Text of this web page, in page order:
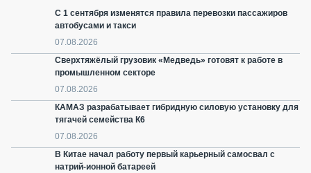
С 1 сентября изменятся правила перевозки пассажиров
автобусами и такси
07.08.2026
Сверхтяжёлый грузовик «Медведь» готовят к работе в
промышленном секторе
07.08.2026
КАМАЗ разрабатывает гибридную силовую установку для
тягачей семейства К6
07.08.2026
В Китае начал работу первый карьерный самосвал с
натрий-ионной батареей